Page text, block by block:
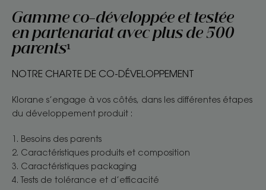
Gamme co-développée et testée
en partenariat avec plus de 500
parents¹
NOTRE CHARTE DE CO-DÉVELOPPEMENT
Klorane s’engage à vos côtés, dans les différentes étapes
du développement produit :
1. Besoins des parents
2. Caractéristiques produits et composition
3. Caractéristiques packaging
4. Tests de tolérance et d’efficacité